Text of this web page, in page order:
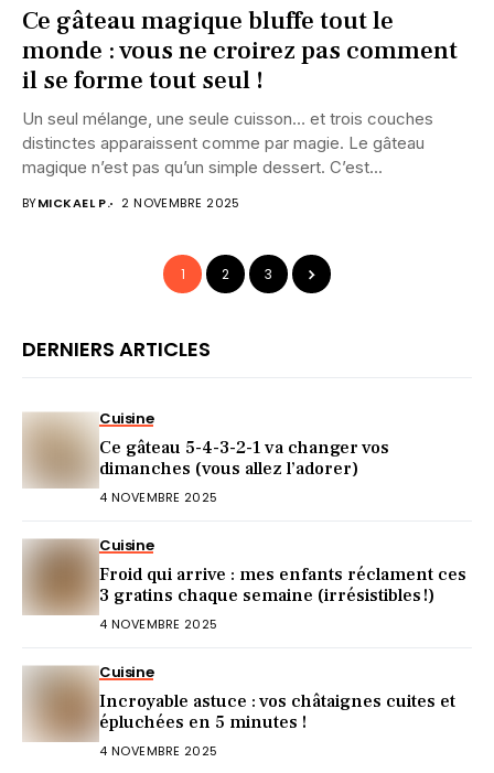
Ce gâteau magique bluffe tout le
monde : vous ne croirez pas comment
il se forme tout seul !
Un seul mélange, une seule cuisson… et trois couches
distinctes apparaissent comme par magie. Le gâteau
magique n’est pas qu’un simple dessert. C’est...
BYMICKAEL P. 2 NOVEMBRE 2025
1 2 3
DERNIERS ARTICLES
Cuisine
Ce gâteau 5-4-3-2-1 va changer vos
dimanches (vous allez l’adorer)
4 NOVEMBRE 2025
Cuisine
Froid qui arrive : mes enfants réclament ces
3 gratins chaque semaine (irrésistibles !)
4 NOVEMBRE 2025
Cuisine
Incroyable astuce : vos châtaignes cuites et
épluchées en 5 minutes !
4 NOVEMBRE 2025